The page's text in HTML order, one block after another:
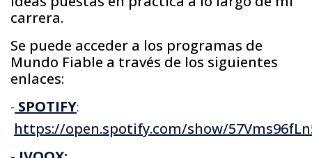
carrera.
Se puede acceder a los programas de
Mundo Fiable a través de los siguientes
enlaces:
- SPOTIFY:
https://open.spotify.com/show/